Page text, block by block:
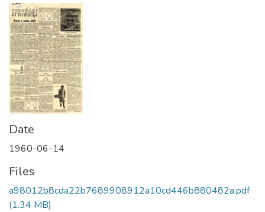
About us
Date
1960-06-14
Files
a98012b8cda22b7689908912a10cd446b880482a.pdf
(1.34 MB)